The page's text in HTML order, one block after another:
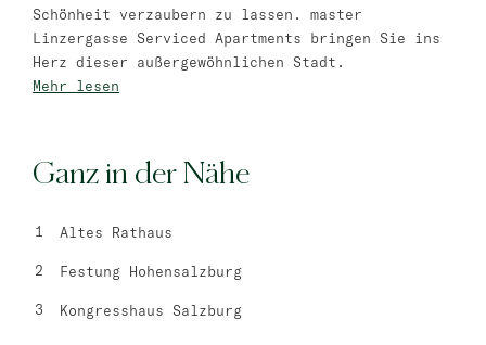
Barcelona
master Plaka
Warschau
master Wola Neueröffnung
Schönheit verzaubern zu lassen. master
Linzergasse Serviced Apartments bringen Sie ins
Herz dieser außergewöhnlichen Stadt.
Mehr lesen
Ganz in der Nähe
Altes Rathaus
Festung Hohensalzburg
Kongresshaus Salzburg